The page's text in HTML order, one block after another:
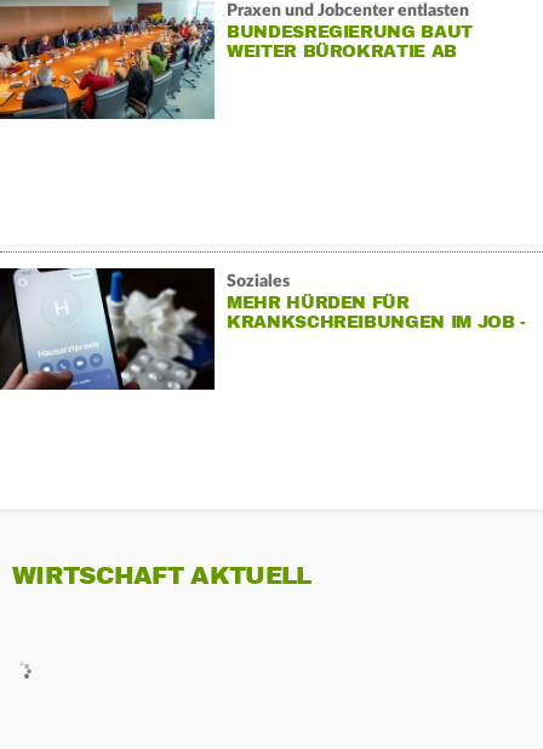
Praxen und Jobcenter entlasten
BUNDESREGIERUNG BAUT
WEITER BÜROKRATIE AB
Soziales
MEHR HÜRDEN FÜR
KRANKSCHREIBUNGEN IM JOB -
WIRTSCHAFT AKTUELL